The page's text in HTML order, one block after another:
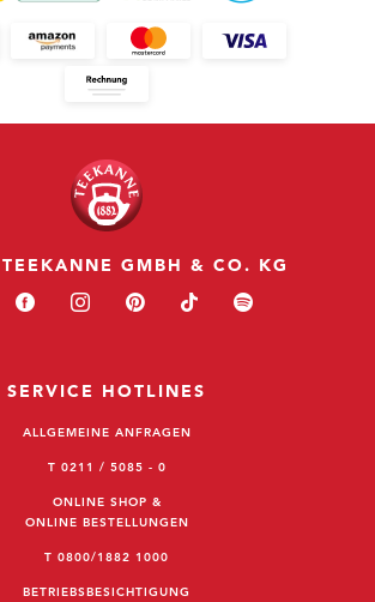
GMBH & CO. KG
SERVICE HOTLINES
ALLGEMEINE ANFRAGEN
T 0211 / 5085 - 0
ONLINE SHOP &
ONLINE BESTELLUNGEN
T 0800/1882 1000
BETRIEBSBESICHTIGUNG